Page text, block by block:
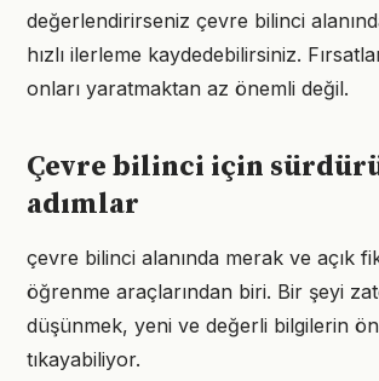
değerlendirirseniz çevre bilinci
hızlı ilerleme kaydedebilirsiniz.
onları yaratmaktan az önemli değil.
Çevre bilinci için
adımlar
çevre bilinci alanında merak ve açık
öğrenme araçlarından biri. Bir şeyi
düşünmek, yeni ve değerli bilgilerin
tıkayabiliyor.